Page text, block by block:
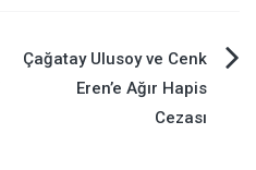
Çağatay Ulusoy ve Cenk
Eren’e Ağır Hapis
Cezası